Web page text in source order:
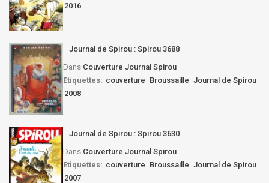
2016
Journal de Spirou : Spirou 3688
Dans Couverture Journal Spirou
Etiquettes: couverture Broussaille Journal de Spirou
2008
Journal de Spirou : Spirou 3630
Dans Couverture Journal Spirou
Etiquettes: couverture Broussaille Journal de Spirou
2007